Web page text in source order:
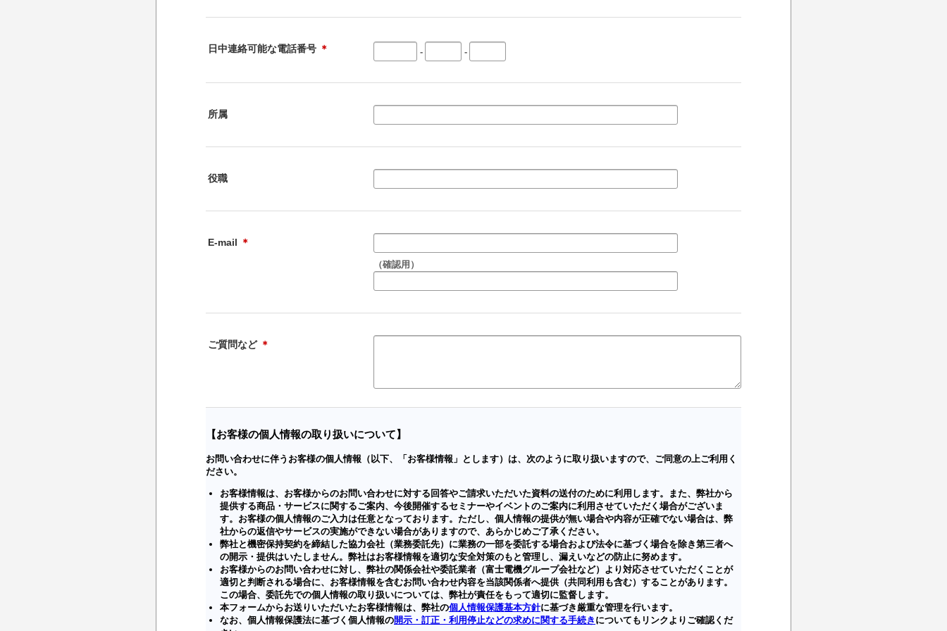
日中連絡可能な電話番号 ＊ - -
所属
役職
E-mail ＊
（確認用）
ご質問など ＊
【お客様の個人情報の取り扱いについて】
お問い合わせに伴うお客様の個人情報（以下、「お客様情報」とします）は、次のように取り扱いますので、ご同意の上ご利用く
ださい。
お客様情報は、お客様からのお問い合わせに対する回答やご請求いただいた資料の送付のために利用します。また、弊社から
提供する商品・サービスに関するご案内、今後開催するセミナーやイベントのご案内に利用させていただく場合がございま
す。お客様の個人情報のご入力は任意となっております。ただし、個人情報の提供が無い場合や内容が正確でない場合は、弊
社からの返信やサービスの実施ができない場合がありますので、あらかじめご了承ください。
弊社と機密保持契約を締結した協力会社（業務委託先）に業務の一部を委託する場合および法令に基づく場合を除き第三者へ
の開示・提供はいたしません。弊社はお客様情報を適切な安全対策のもと管理し、漏えいなどの防止に努めます。
お客様からのお問い合わせに対し、弊社の関係会社や委託業者（富士電機グループ会社など）より対応させていただくことが
適切と判断される場合に、お客様情報を含むお問い合わせ内容を当該関係者へ提供（共同利用も含む）することがあります。
この場合、委託先での個人情報の取り扱いについては、弊社が責任をもって適切に監督します。
本フォームからお送りいただいたお客様情報は、弊社の個人情報保護基本方針に基づき厳重な管理を行います。
なお、個人情報保護法に基づく個人情報の開示・訂正・利用停止などの求めに関する手続き についてもリンクよりご確認くだ